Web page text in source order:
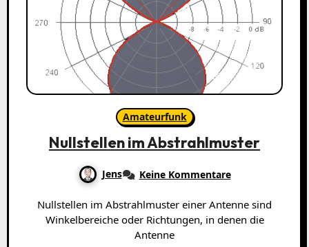
Amateurfunk
Nullstellen im Abstrahlmuster
Jens Keine Kommentare
Nullstellen im Abstrahlmuster einer Antenne sind
Winkelbereiche oder Richtungen, in denen die
Antenne